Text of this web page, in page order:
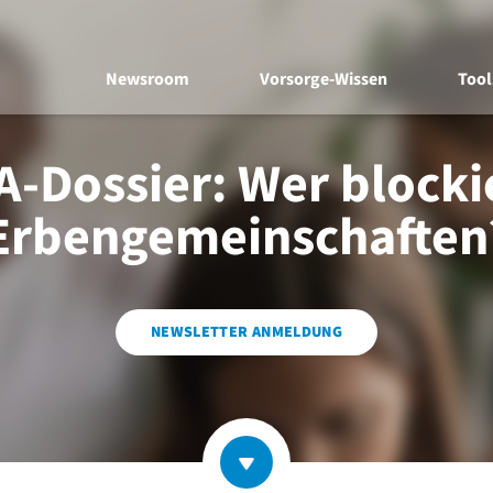
Newsroom Vorsorge-Wissen
Dossier: Wer
NEWSLETTER ANMELDUNG